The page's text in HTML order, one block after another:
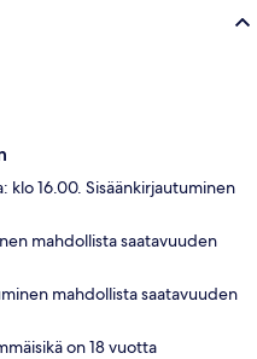
klo 16.00. Sisäänkirjautuminen
mahdollista saatavuuden
mahdollista saatavuuden
on 18 vuotta